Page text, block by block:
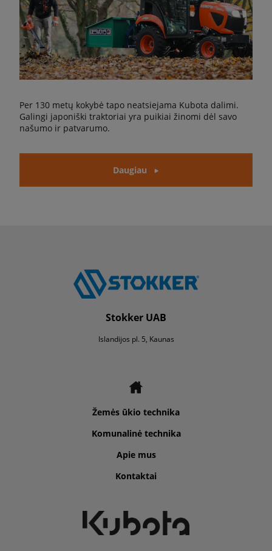
Per 130 metų kokybė tapo neatsiejama Kubota dalimi.
Galingi japoniški traktoriai yra puikiai žinomi dėl savo
našumo ir patvarumo.
Daugiau
Stokker UAB
Islandijos pl. 5, Kaunas
Žemės ūkio technika
Komunalinė technika
Apie mus
Kontaktai